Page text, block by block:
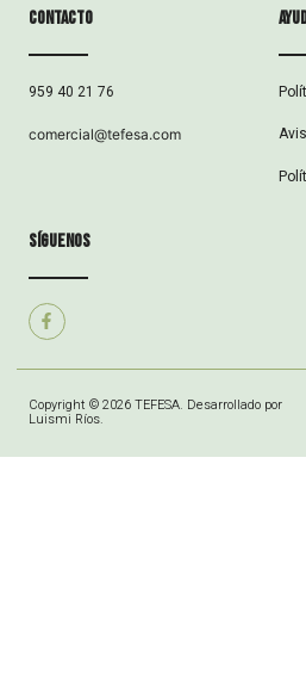
Contacto
959 40 21 76
comercial@tefesa.com
síguenos
Copyright © 2026 TEFESA. Desarrollado por
Luismi Ríos.